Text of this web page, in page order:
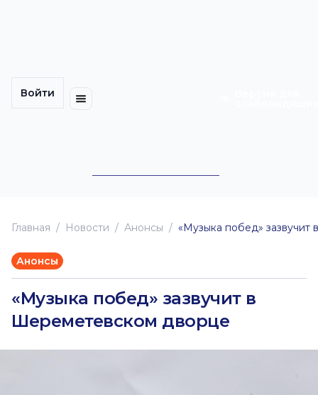
Войти
Главная Новоcти Анонсы «Музыка побед»
Анонсы
«Музыка побед» зазвучит в
Шереметевском дворце